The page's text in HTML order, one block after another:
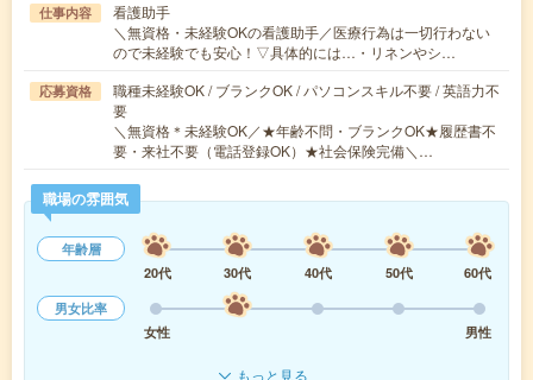
仕事内容
看護助手
＼無資格・未経験OKの看護助手／医療行為は一切行わない
ので未経験でも安心！▽具体的には…・リネンやシ…
応募資格
職種未経験OK / ブランクOK / パソコンスキル不要 / 英語力不
要
＼無資格＊未経験OK／★年齢不問・ブランクOK★履歴書不
要・来社不要（電話登録OK）★社会保険完備＼…
職場の雰囲気
年齢層
20代
30代 40代 50代
60代
男女比率
女性
男性
もっと見る